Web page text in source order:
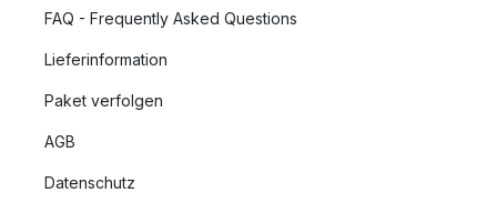
FAQ - Frequently Asked Questions
Lieferinformation
Paket verfolgen
AGB
Datenschutz